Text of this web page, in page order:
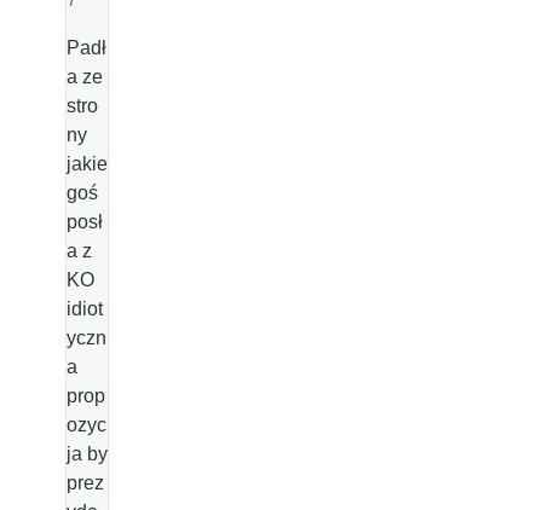
Padł
a ze
stro
ny
jakie
goś
posł
a z
KO
idiot
yczn
a
prop
ozyc
ja by
prez